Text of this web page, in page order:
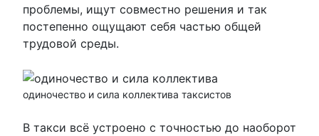
проблемы, ищут совместно решения и так
постепенно ощущают себя частью общей
трудовой среды.
одиночество и сила коллектива таксистов
В такси всё устроено с точностью до наоборот